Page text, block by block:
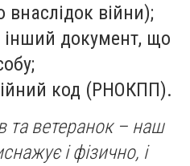
внаслідок війни);
інший документ, що
код (РНОКПП).
та ветеранок – наш
і фізично, і